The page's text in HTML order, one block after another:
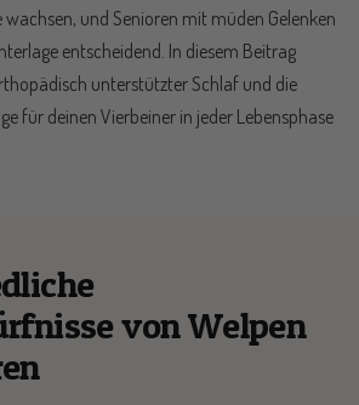
wachsen, und Senioren mit müden Gelenken
entscheidend. In diesem Beitrag
unterstützter Schlaf und die
für deinen Vierbeiner in jeder Lebensphase
von Welpen